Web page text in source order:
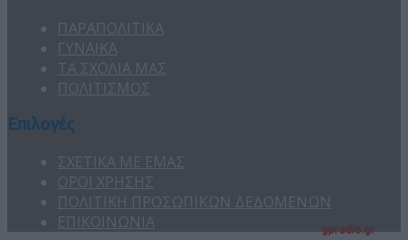
ΠΑΡΑΠΟΛΙΤΙΚΑ
ΓΥΝΑΙΚΑ
ΤΑ ΣΧΟΛΙΑ ΜΑΣ
ΠΟΛΙΤΙΣΜΟΣ
Επιλογές
ΣΧΕΤΙΚΑ ΜΕ ΕΜΑΣ
ΟΡΟΙ ΧΡΗΣΗΣ
ΠΟΛΙΤΙΚΗ ΠΡΟΣΩΠΙΚΩΝ ΔΕΔΟΜΕΝΩΝ
ΕΠΙΚΟΙΝΩΝΙΑ
gpradio.gr